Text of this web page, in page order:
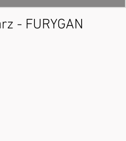
- FURYGAN